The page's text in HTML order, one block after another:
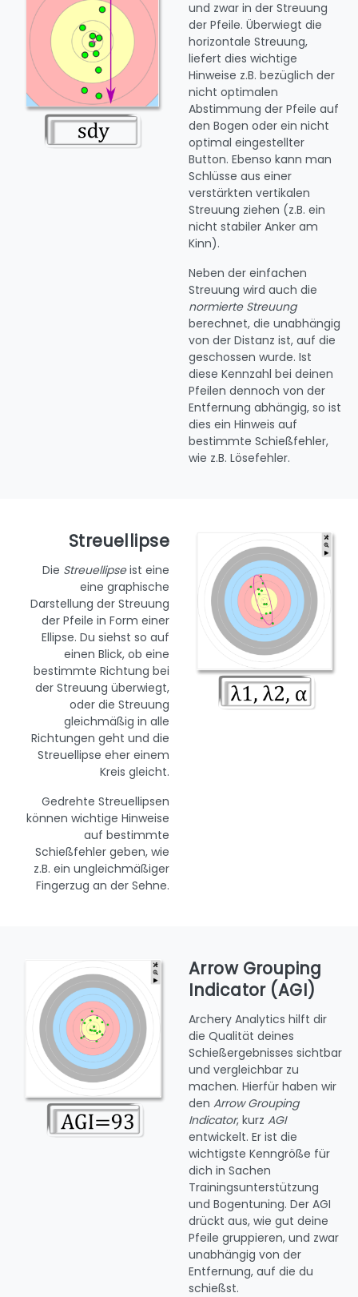
und zwar in der Streuung
der Pfeile. Überwiegt die
horizontale Streuung,
liefert dies wichtige
Hinweise z.B. bezüglich der
nicht optimalen
Abstimmung der Pfeile auf
den Bogen oder ein nicht
optimal eingestellter
Button. Ebenso kann man
Schlüsse aus einer
verstärkten vertikalen
Streuung ziehen (z.B. ein
nicht stabiler Anker am
Kinn).
Neben der einfachen
Streuung wird auch die
normierte Streuung
berechnet, die unabhängig
von der Distanz ist, auf die
geschossen wurde. Ist
diese Kennzahl bei deinen
Pfeilen dennoch von der
Entfernung abhängig, so ist
dies ein Hinweis auf
bestimmte Schießfehler,
wie z.B. Lösefehler.
Streuellipse
Die Streuellipseist eine
eine graphische
Darstellung der Streuung
der Pfeile in Form einer
Ellipse. Du siehst so auf
einen Blick, ob eine
bestimmte Richtung bei
der Streuung überwiegt,
oder die Streuung
gleichmäßig in alle
Richtungen geht und die
Streuellipse eher einem
Kreis gleicht.
Gedrehte Streuellipsen
können wichtige Hinweise
auf bestimmte
Schießfehler geben, wie
z.B. ein ungleichmäßiger
Fingerzug an der Sehne.
Arrow Grouping
Indicator (AGI)
Archery Analytics hilft dir
die Qualität deines
Schießergebnisses sichtbar
und vergleichbar zu
machen. Hierfür haben wir
den Arrow Grouping
Indicator, kurz AGI
entwickelt. Er ist die
wichtigste Kenngröße für
dich in Sachen
Trainingsunterstützung
und Bogentuning. Der AGI
drückt aus, wie gut deine
Pfeile gruppieren, und zwar
unabhängig von der
Entfernung, auf die du
schießst.